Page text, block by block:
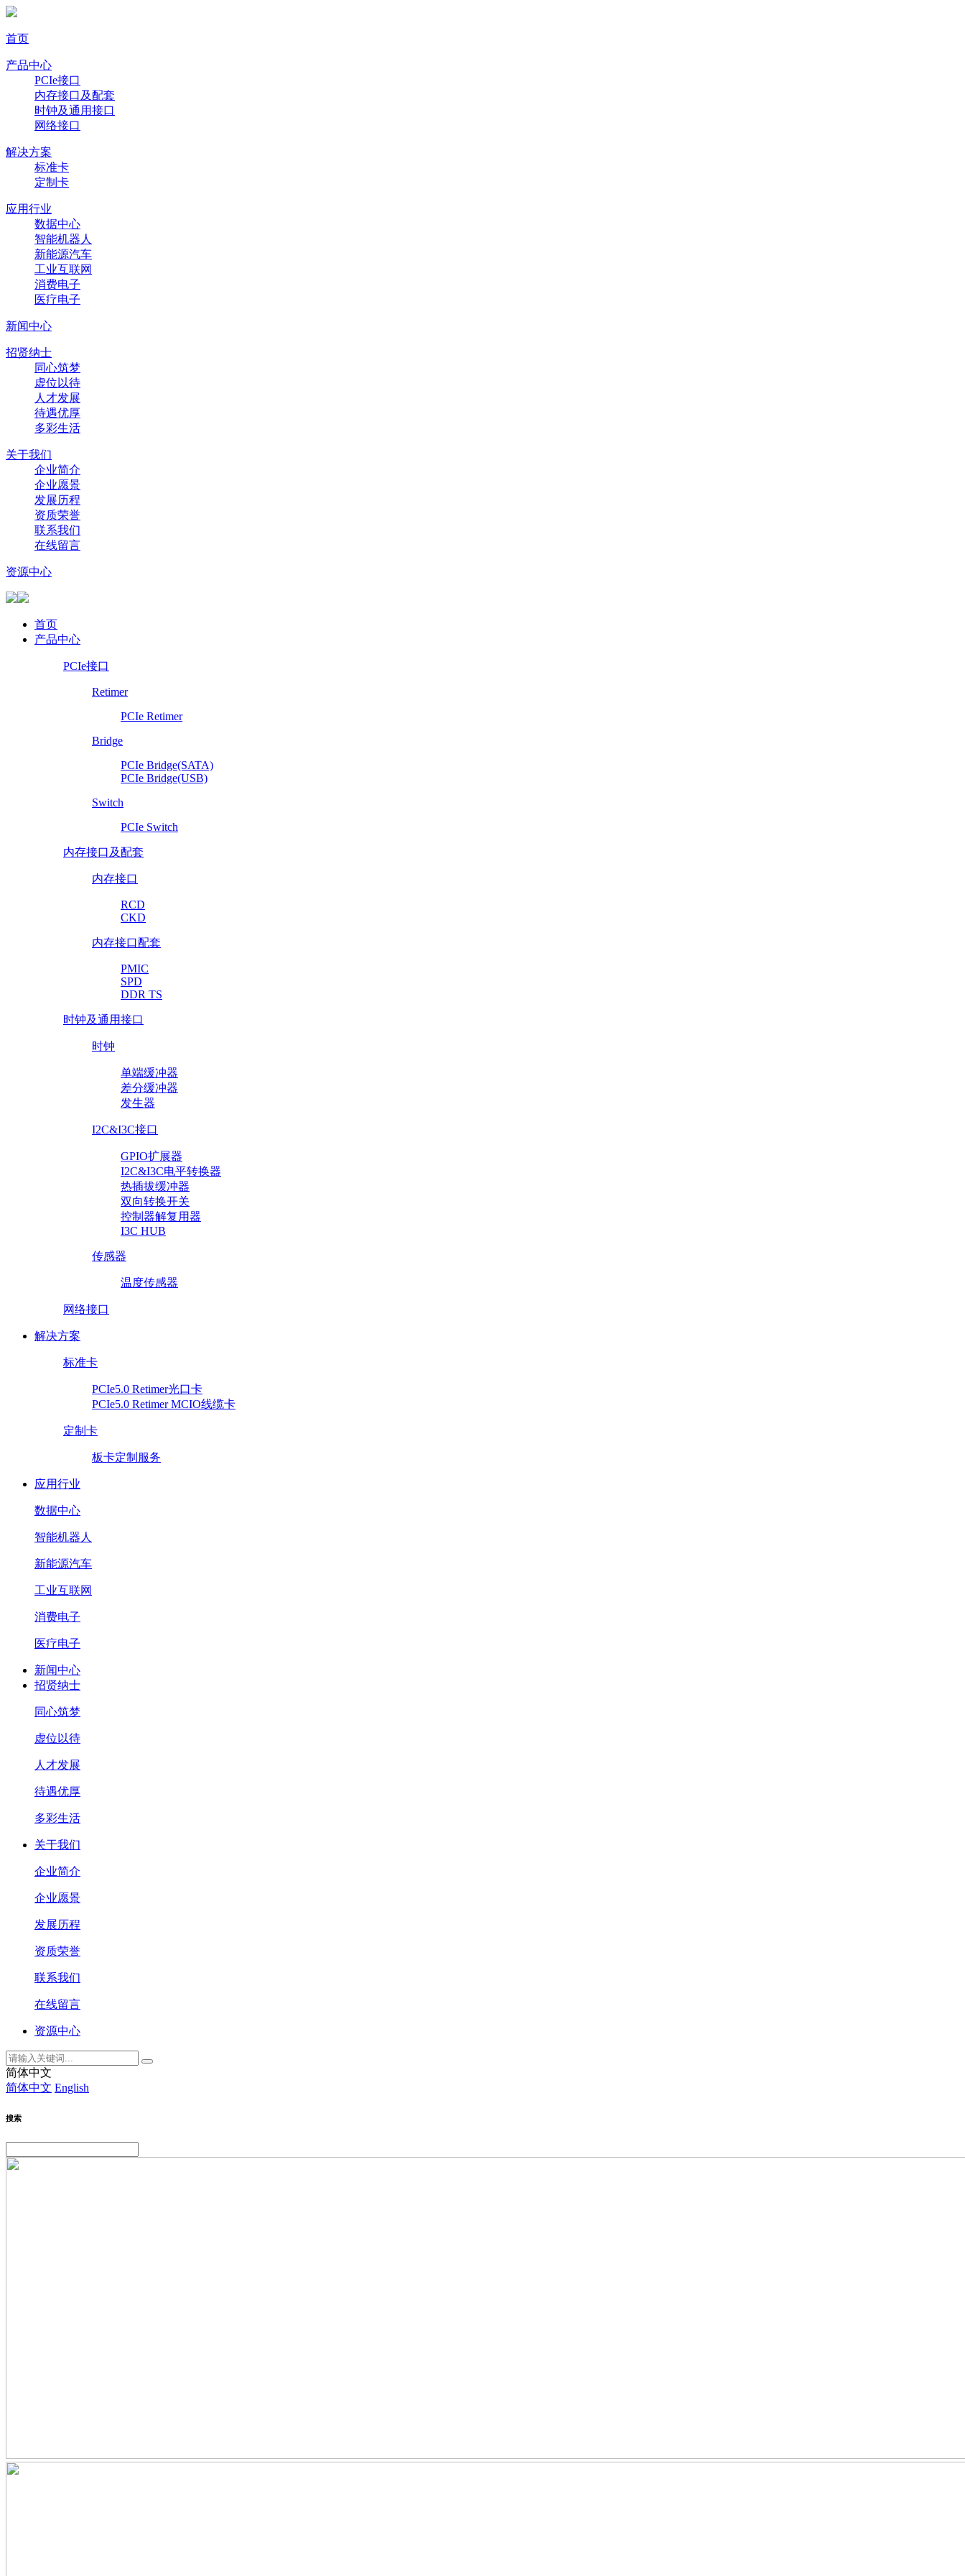
首页
产品中心
PCIe接口
内存接口及配套
时钟及通用接口
网络接口
解决方案
标准卡
定制卡
应用行业
数据中心
智能机器人
新能源汽车
工业互联网
消费电子
医疗电子
新闻中心
招贤纳士
同心筑梦
虚位以待
人才发展
待遇优厚
多彩生活
关于我们
企业简介
企业愿景
发展历程
资质荣誉
联系我们
在线留言
资源中心
首页
产品中心
PCIe接口
Retimer
PCIe Retimer
Bridge
PCIe Bridge(SATA)
PCIe Bridge(USB)
Switch
PCIe Switch
内存接口及配套
内存接口
RCD
CKD
内存接口配套
PMIC
SPD
DDR TS
时钟及通用接口
时钟
单端缓冲器
差分缓冲器
发生器
I2C&I3C接口
GPIO扩展器
I2C&I3C电平转换器
热插拔缓冲器
双向转换开关
控制器解复用器
I3C HUB
传感器
温度传感器
网络接口
解决方案
标准卡
PCIe5.0 Retimer光口卡
PCIe5.0 Retimer MCIO线缆卡
定制卡
板卡定制服务
应用行业
数据中心
智能机器人
新能源汽车
工业互联网
消费电子
医疗电子
新闻中心
招贤纳士
同心筑梦
虚位以待
人才发展
待遇优厚
多彩生活
关于我们
企业简介
企业愿景
发展历程
资质荣誉
联系我们
在线留言
资源中心
简体中文
简体中文 English
搜索